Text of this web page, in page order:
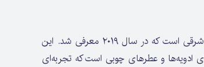
Armaf Club de Nuit Untold عطری یونیسکس از خانواده چوبی شرقی است که در سال ۲۰۱۹ معرفی شد. این
ادویه‌ها و عطرهای چوبی است که تجربه‌ای